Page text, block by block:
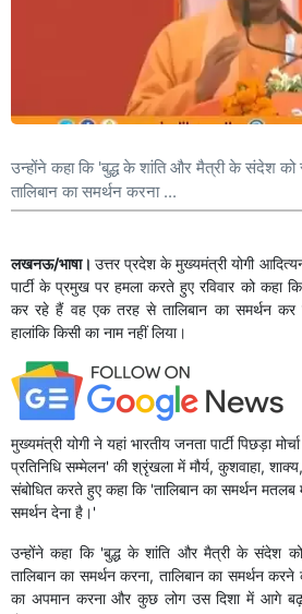
उन्होंने कहा कि 'बुद्ध के शांति और मैत्री के संदेश को
तालिबान का समर्थन करना ...
लखनऊ/भाषा।उत्तर प्रदेश के मुख्‍यमंत्री योगी
पार्टी के प्रमुख पर हमला करते हुए रविवार को कहा
कर रहे हैं वह एक तरह से तालिबान का समर्थन कर
हालांकि किसी का नाम नहीं लिया।
मुख्‍यमंत्री योगी ने यहां भारतीय जनता पार्टी पिछड़ा
प्रतिनिधि सम्मेलन' की श्रृंखला में मौर्य, कुशवाहा,
संबोधित करते हुए कहा कि 'तालिबान का समर्थन मतलब
समर्थन देना है।'
उन्होंने कहा कि 'बुद्ध के शांति और मैत्री के संदेश
तालिबान का समर्थन करना, तालिबान का समर्थन
का अपमान करना और कुछ लोग उस दिशा में आगे